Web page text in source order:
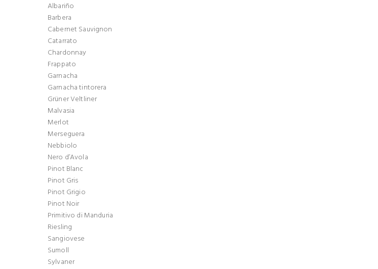
Albariño
Barbera
Cabernet Sauvignon
Catarrato
Chardonnay
Frappato
Garnacha
Garnacha tintorera
Grüner Veltliner
Malvasia
Merlot
Merseguera
Nebbiolo
Nero d’Avola
Pinot Blanc
Pinot Gris
Pinot Grigio
Pinot Noir
Primitivo di Manduria
Riesling
Sangiovese
Sumoll
Sylvaner